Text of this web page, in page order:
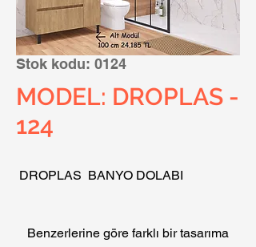
Stok kodu: 0124
MODEL: DROPLAS -
124
DROPLAS BANYO DOLABI
Benzerlerine göre farklı bir tasarıma